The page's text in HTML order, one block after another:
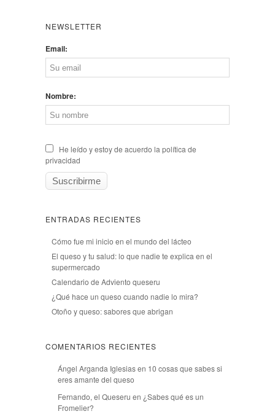
NEWSLETTER
Email:
Nombre:
He leído y estoy de acuerdo la política de
privacidad
ENTRADAS RECIENTES
Cómo fue mi inicio en el mundo del lácteo
El queso y tu salud: lo que nadie te explica en el
supermercado
Calendario de Adviento queseru
¿Qué hace un queso cuando nadie lo mira?
Otoño y queso: sabores que abrigan
COMENTARIOS RECIENTES
Ángel Arganda Iglesiasen 10 cosas que sabes si
eres amante del queso
Fernando, el Queseru en ¿Sabes qué es un
Fromelier?